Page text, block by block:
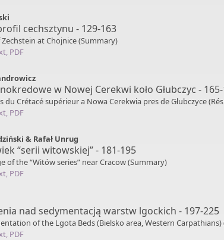
cechsztynu - 129-163
at Chojnice (Summary)
PDF
w Nowej Cerekwi koło Głubczyc -
du Crétacé supérieur a Nowa Cerekwia pres de Głubczyce
PDF
& Rafał Unrug
“serii witowskiej” - 181-195
of the “Witów series” near Cracow (Summary)
PDF
nad sedymentacją warstw lgockich - 197-225
of the Lgota Beds (Bielsko area, Western Carpathians)
PDF